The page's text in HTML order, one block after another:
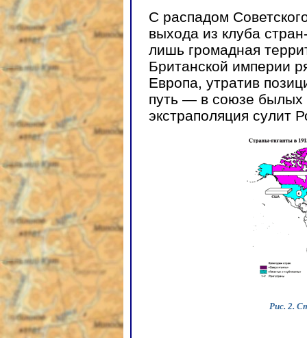
С распадом
выхода из клуба
лишь громадная
Британской империи
Европа, утратив
путь — в союзе былых
экстраполяция сулит
Рис. 2.